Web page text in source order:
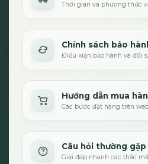
Thời gian và phương thức
Chính sách bảo
Điều kiện bảo hành và đổi
Hướng dẫn mua
Các bước đặt hàng trên
Câu hỏi thường gặp
Giải đáp nhanh các thắc